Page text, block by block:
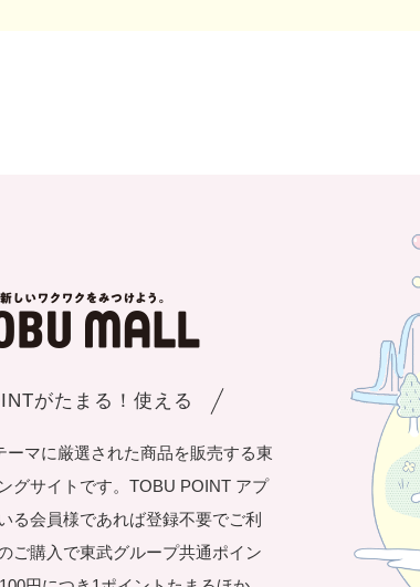
がたまる！使える
ーマに厳選された商品を販売する東
グサイトです。TOBU POINT アプ
る会員様であれば登録不要でご利
ご購入で東武グループ共通ポイン